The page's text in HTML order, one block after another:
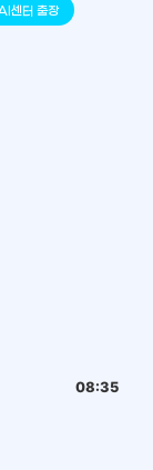
센터 출장
08:35